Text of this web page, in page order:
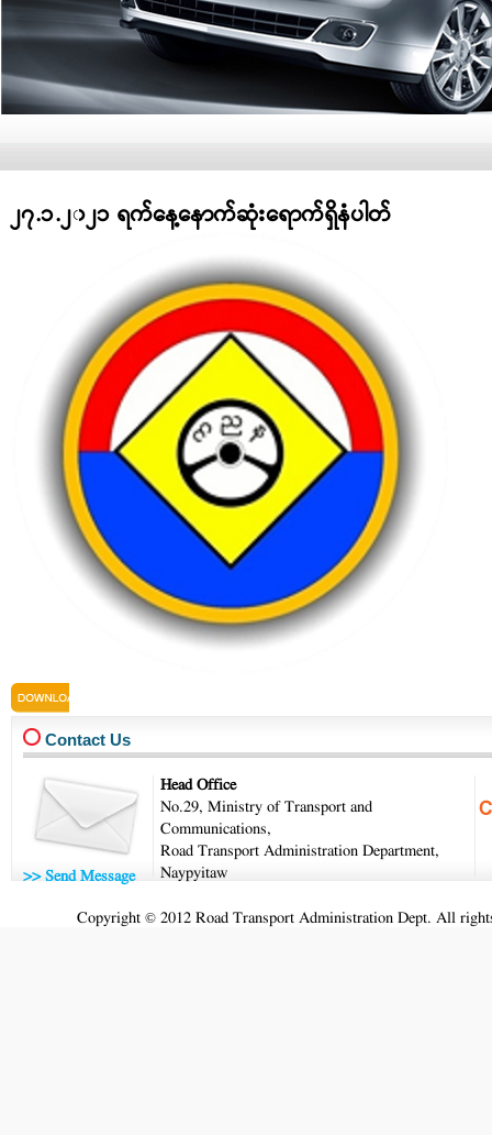
၂၇.၁.၂၀၂၁ ရက်နေ့နောက်ဆုံးရောက်ရှိနံပါတ်
last.pdf
Contact Us
>> Send Message
Head Office
No.29, Ministry of Transport and
Communications,
Road Transport Administration Department,
Naypyitaw
Copyright © 2012 Road Transport Administration Dept. All